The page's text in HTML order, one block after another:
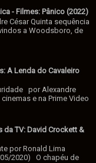
- Filmes: Pânico (2022)
César Quinta sequência
a Woodsboro, de
A Lenda do Cavaleiro
por Alexandre
e na Prime Video
da TV: David Crockett &
por Ronald Lima
2020) O chapéu de